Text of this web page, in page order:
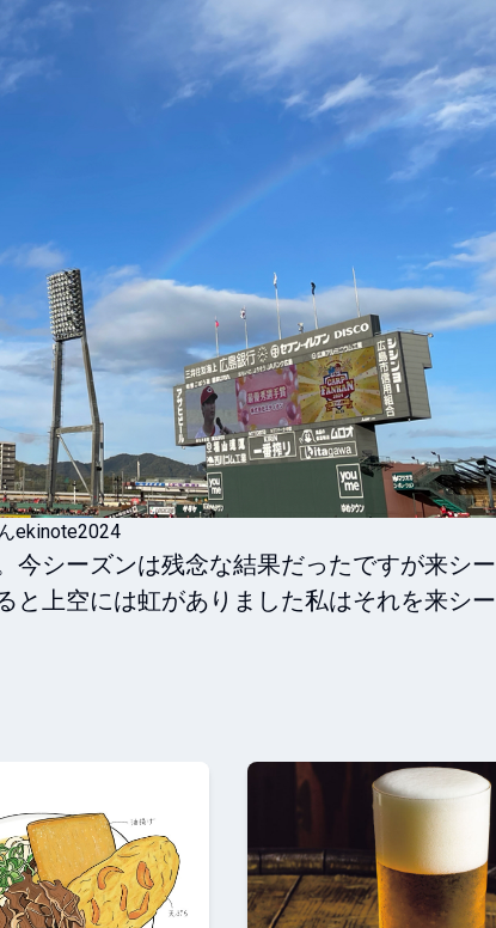
ekinote2024
今シーズンは残念な結果だったですが来シ
と上空には虹がありました私はそれを来シ